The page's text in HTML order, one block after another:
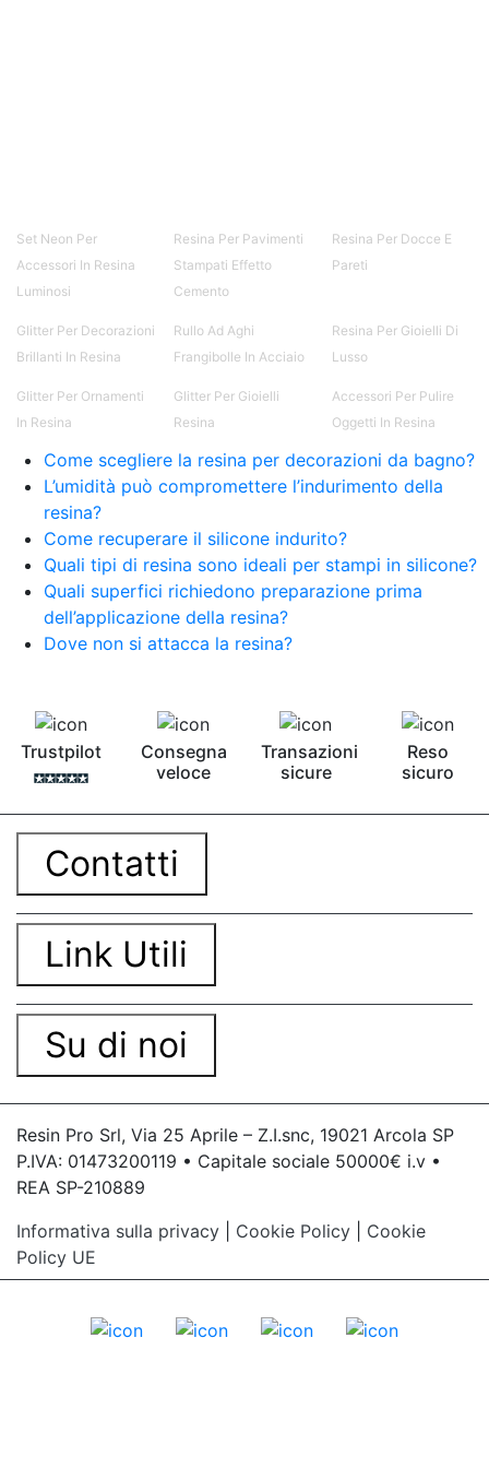
trasparente Pasta bicomponente per metalli
epossidico Colle bicomponenti Epossidica
significato Epossidico significato Polietilene telo
Smalto epossidico Colla epossidica legno Colla
epossidica per plastica Collanti epossidici Colla
bicomponente per plastica Cariche per Epossidici
Cariche Epossidiche Adesivo bicomponente
epossidico Colla bicomponente epossidica
Pavimento epossidico Acquista Glitter Epossidico
Applicazioni di Epossidici Colle epossidiche
Mastice epossidico Adesivo epossidico
bicomponente Malta epossidica Colla
bicomponente Pavimento epossidico pro e
contro Epossidica Colla epossidica plastica See
all articles →
Set Neon Per
Accessori In Resina
Luminosi
Resina Per Pavimenti
Stampati Effetto
Cemento
Resina Per Docce E
Pareti
Glitter Per Decorazioni
Brillanti In Resina
Rullo Ad Aghi
Frangibolle In Acciaio
Resina Per Gioielli Di
Lusso
Glitter Per Ornamenti
In Resina
Glitter Per Gioielli
Resina
Accessori Per Pulire
Oggetti In Resina
Come scegliere la resina per decorazioni da bagno?
L’umidità può compromettere l’indurimento della
resina?
Come recuperare il silicone indurito?
Quali tipi di resina sono ideali per stampi in silicone?
Quali superfici richiedono preparazione prima
dell’applicazione della resina?
Dove non si attacca la resina?
Trustpilot
Consegna
veloce
Transazioni
sicure
Reso
sicuro
Contatti
Link Utili
Su di noi
Resin Pro Srl, Via 25 Aprile – Z.I.snc, 19021 Arcola SP
P.IVA: 01473200119 • Capitale sociale 50000€ i.v •
REA SP-210889
Informativa sulla privacy
Cookie Policy
Cookie
Policy UE